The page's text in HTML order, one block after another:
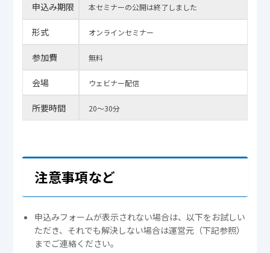
申込み期限 本セミナーの公開は終了しました
形式 オンラインセミナー
参加費 無料
会場 ウェビナー配信
所要時間 20～30分
注意事項など
申込みフォームが表示されない場合は、以下をお試しい
ただき、それでも解決しない場合は運営元（下記参照）
までご連絡ください。